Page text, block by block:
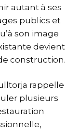
autant à ses
publics et
son image
devient
construction.
rappelle
plusieurs